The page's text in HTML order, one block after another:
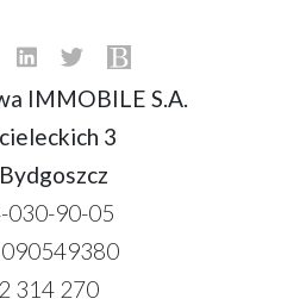
IMMOBILE S.A.
3
030-90-05
090549380
314 270